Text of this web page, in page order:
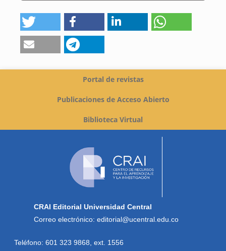
Portal de revistas
Publicaciones de Acceso Abierto
Biblioteca Virtual
CRAI Editorial Universidad Central
Correo electrónico: editorial@ucentral.edu.co
Teléfono: 601 323 9868, ext. 1556